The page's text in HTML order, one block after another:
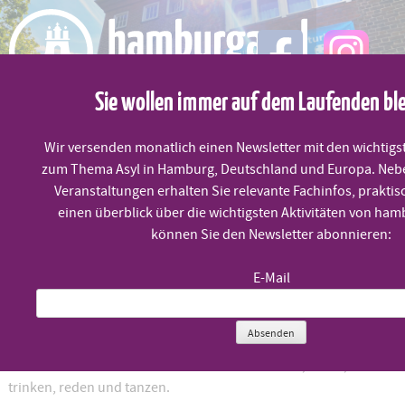
Skip
to
content
MENÜ
Feierabend im WKH
Feierabend mit der Lola-Band!!
trinken, reden und tanzen.
Sie wollen immer auf dem Laufenden
Wir versenden monatlich einen Newsletter mit den
zum Thema Asyl in Hamburg, Deutschland und Europa.
Veranstaltungen erhalten Sie relevante Fachinfos,
einen überblick über die wichtigsten Aktivitäten von
können Sie den Newsletter abonnieren:
E-Mail
Absenden